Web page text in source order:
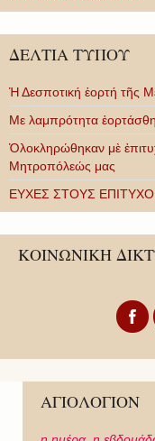
ΔΕΛΤΙΑ ΤΥΠΟΥ
Ἡ Δεσποτική ἑορτή τῆς
Με λαμπρότητα
Ὁλοκληρώθηκαν μὲ
Μητροπόλεώς μας
ΕΥΧΕΣ ΣΤΟΥΣ
ΚΟΙΝΩΝΙΚΗ
ΑΓΙΟΛΟΓΙΟΝ